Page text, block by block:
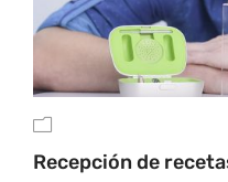
Recepción de